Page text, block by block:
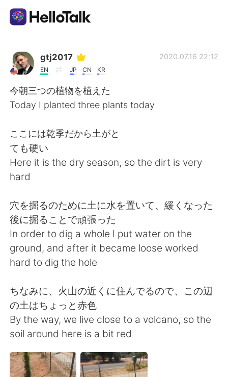
Aplikasi Pertukaran Bahasa
Indonesia
English
繁體中文
العربية Français
Deutsch 日本語
한국어
Türkçe Tiếng Việt
Português
gtj2017
EN JP CN KR
2020.07.16 22:12
今朝三つの植物を植えた
Today I planted three plants today
ここには乾季だから土がと
ても硬い
Here it is the dry season, so the dirt is very
hard
穴を掘るのために土に水を置いて、緩くなった
後に掘ることで頑張った
In order to dig a whole I put water on the
ground, and after it became loose worked
hard to dig the hole
ちなみに、火山の近くに住んでるので、この辺
の土はちょっと赤色
By the way, we live close to a volcano, so the
soil around here is a bit red